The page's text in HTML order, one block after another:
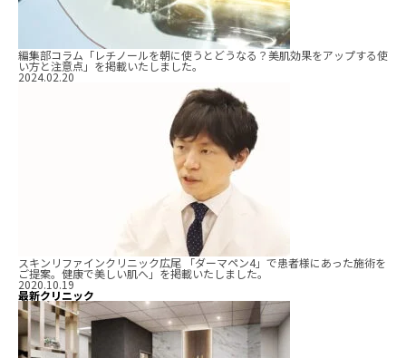
編集部コラム「レチノールを朝に使うとどうなる？美肌効果をアップする使
い方と注意点」を掲載いたしました。
2024.02.20
スキンリファインクリニック広尾 「ダーマペン4」で患者様にあった施術を
ご提案。健康で美しい肌へ」を掲載いたしました。
2020.10.19
最新クリニック